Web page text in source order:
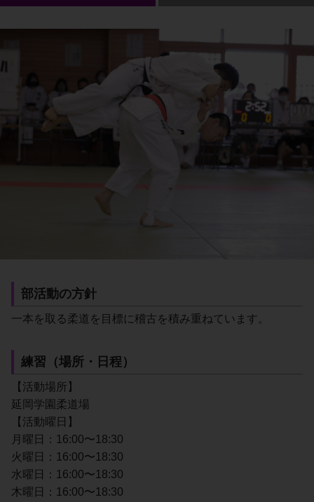
部活動の方針
一本を取る柔道を目標に稽古を積み重ねています。
練習（場所・日程）
【活動場所】
延岡学園柔道場
【活動曜日】
月曜日：16:00〜18:30
火曜日：16:00〜18:30
水曜日：16:00〜18:30
木曜日：16:00〜18:30